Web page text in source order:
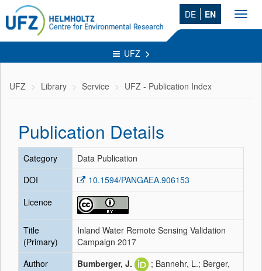
DE EN
UFZ
UFZ Library Service UFZ - Publication Index
Publication Details
Category
Data Publication
DOI
10.1594/PANGAEA.906153
Licence
Title
(Primary)
Inland Water Remote Sensing Validation
Campaign 2017
Author
Bumberger, J.
; Bannehr, L.; Berger,